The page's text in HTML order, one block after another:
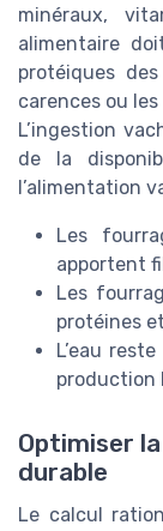
minéraux,
alimentaire
protéiques
carences ou
L’ingestion
de la
l’alimentation
Les
apportent
Les
protéines
L’eau
production
Optimiser
durable
Le calcul